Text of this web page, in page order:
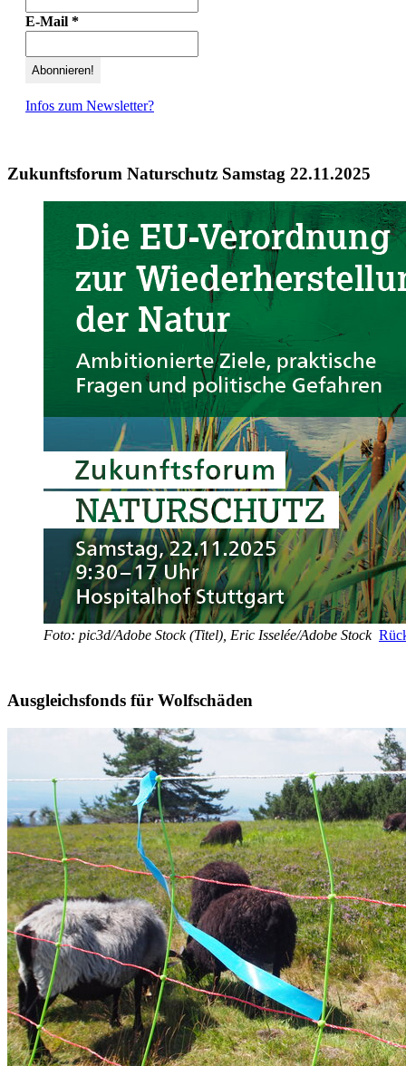
E-Mail *
Infos zum Newsletter?
Zukunftsforum Naturschutz Samstag 22.11.2025
Foto: pic3d/Adobe Stock (Titel), Eric Isselée/Adobe Stock
Ausgleichsfonds für Wolfschäden